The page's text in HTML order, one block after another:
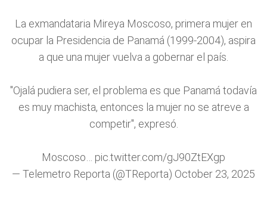
La exmandataria Mireya Moscoso, primera mujer en
ocupar la Presidencia de Panamá (1999-2004), aspira
a que una mujer vuelva a gobernar el país.
"Ojalá pudiera ser, el problema es que Panamá todavía
es muy machista, entonces la mujer no se atreve a
competir", expresó.
Moscoso… pic.twitter.com/gJ90ZtEXgp
— Telemetro Reporta (@TReporta) October 23, 2025